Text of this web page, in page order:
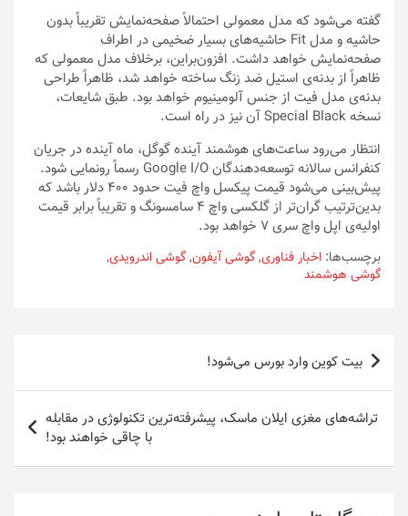
گفته می‌شود که مدل معمولی احتمالاً صفحه‌نمایش تقریباً بدون
حاشیه و مدل Fit حاشیه‌های بسیار ضخیمی در اطراف
صفحه‌نمایش خواهد داشت. افزون‌براین، برخلاف مدل معمولی که
ظاهراً از بدنه‌ی استیل ضد زنگ ساخته خواهد شد، ظاهراً طراحی
بدنه‌ی مدل فیت از جنس آلومینیوم خواهد بود. طبق شایعات،
نسخه Special Black آن نیز در راه است.
انتظار می‌رود ساعت‌های هوشمند آینده گوگل، ماه آینده در جریان
کنفرانس سالانه توسعه‌دهندگان Google I/O رسماً رونمایی شود.
پیش‌بینی می‌شود قیمت پیکسل واچ فیت حدود ۴۰۰ دلار باشد که
بدین‌ترتیب گران‌تر از گلکسی واچ ۴ سامسونگ و تقریباً برابر قیمت
اولیه‌ی اپل واچ سری ۷ خواهد بود.
برچسب‌ها: اخبار فناوری,گوشی آیفون,گوشی اندرویدی,
گوشی هوشمند
راهبری
نوشته
بیت کوین وارد بورس می‌شود!
تراشه‌های مغزی ایلان ماسک، پیشرفته‌ترین تکنولوژی در مقابله
با چاقی خواهند بود!